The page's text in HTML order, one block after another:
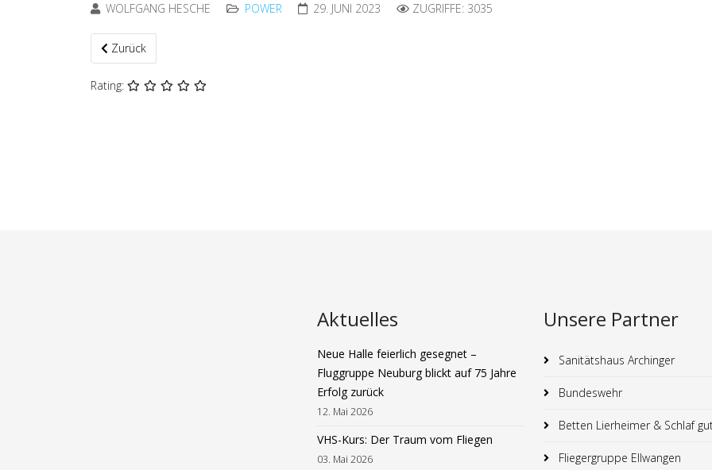
WOLFGANG HESCHE
POWER 29. JUNI 2023 ZUGRIFFE: 3035
Vorheriger Beitrag: Schlossfest 2023 - die FGN war dabei!
Zurück
Rating:
Aktuelles
Neue Halle feierlich gesegnet –
Fluggruppe Neuburg blickt auf 75 Jahre
Erfolg zurück
12. Mai 2026
VHS-Kurs: Der Traum vom Fliegen
03. Mai 2026
Unsere Partner
Sanitätshaus Archinger
Bundeswehr
Betten Lierheimer & Schlaf
Fliegergruppe Ellwangen